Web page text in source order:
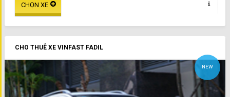
CHO THUÊ XE VINFAST FADIL
NEW